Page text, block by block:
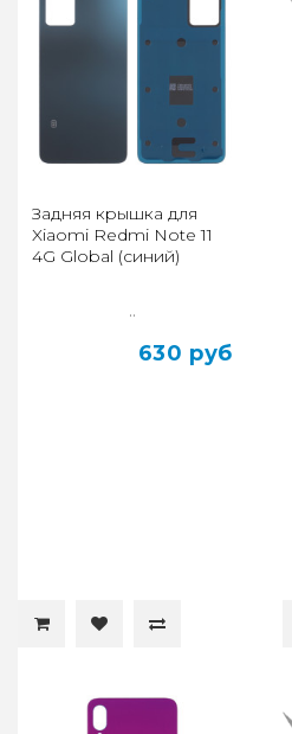
Задняя крышка для
Xiaomi Redmi Note 11
4G Global (синий)
..
630 руб